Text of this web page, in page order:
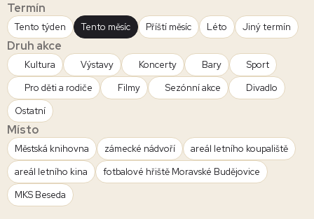
Termín
Tento týden Tento měsíc Příští měsíc Léto Jiný termín
Druh akce
Kultura Výstavy Koncerty Bary
Sport
Pro děti a rodiče
Filmy Sezónní akce
Divadlo
Ostatní
Místo
Městská knihovna zámecké nádvoří
areál letního koupaliště
areál letního kina
fotbalové hřiště Moravské Budějovice
MKS Beseda